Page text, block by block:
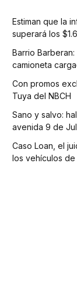
Estiman que la
superará los
Barrio
camioneta
Con promos
Tuya del NBCH
Sano y salvo:
avenida 9 de
Caso Loan, el
los vehículos